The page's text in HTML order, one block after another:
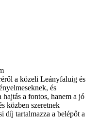
a közeli Leányfaluig és
és
a fontos, hanem a jó
közben szeretnek
díj tartalmazza a belépőt a